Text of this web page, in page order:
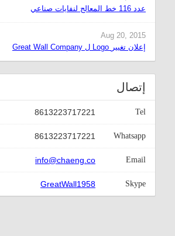
عدد 116 خط المعالج لنفايات صناعي
Aug 20, 2015
Great Wall Company ل Logo إعلان تغيير
إتصال
Tel
8613223717221
Whatsapp
8613223717221
Email
info@chaeng.co
Skype
GreatWall1958